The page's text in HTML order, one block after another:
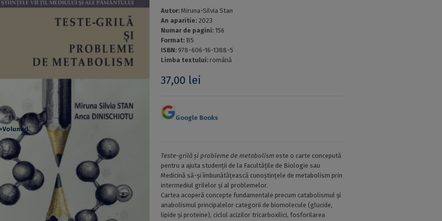
Autor:Miruna-Silvia Stan
An aparitie: 2023
Numar de pagini:156
Format: B5
ISBN: 978-606-16-1388-5
Limba textului: română
37,00 lei
Google Books
Teste-grilă și probleme de metabolism este o carte concepută
pentru a ajuta studenții de la Facultățile de Biologie sau
Medicină să-și îmbunătățească cunoștințele de metabolism prin
intermediul grilelor și al problemelor.
Cartea acoperă concepte fundamentale precum catabolismul și
anabolismul principalelor categorii de biomolecule (glucide,
lipide și proteine), ciclul acizilor tricarboxilici, fosforilarea